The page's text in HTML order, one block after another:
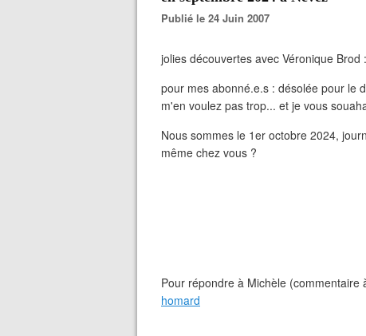
Publié le 24 Juin 2007
jolies découvertes avec Véronique Brod :
pour mes abonné.e.s : désolée pour le
m'en voulez pas trop... et je vous
Nous sommes le 1er octobre 2024,
même chez vous ?
Pour répondre à Michèle
homard